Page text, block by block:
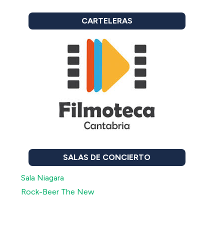
CARTELERAS
SALAS DE CONCIERTO
Sala Niagara
Rock-Beer The New